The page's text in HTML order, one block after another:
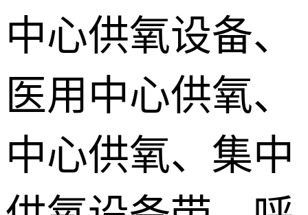
中心供氧设备、
医用中心供氧、
中心供氧、集中